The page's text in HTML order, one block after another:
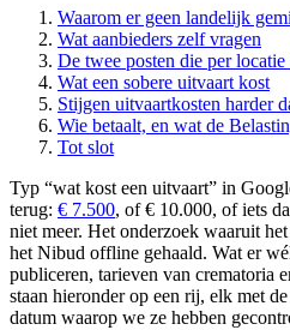
Waarom er geen landelijk
Wat aanbieders zelf vragen
De twee posten die per
Wat een sobere uitvaart kost
Stijgen uitvaartkosten harder
Wie betaalt, en wat de
Tot slot
Typ “wat kost een uitvaart” in
terug: € 7.500, of € 10.000, of iets
niet meer. Het onderzoek waaruit
het Nibud offline gehaald. Wat er
publiceren, tarieven van crematoria
staan hieronder op een rij, elk met
datum waarop we ze hebben